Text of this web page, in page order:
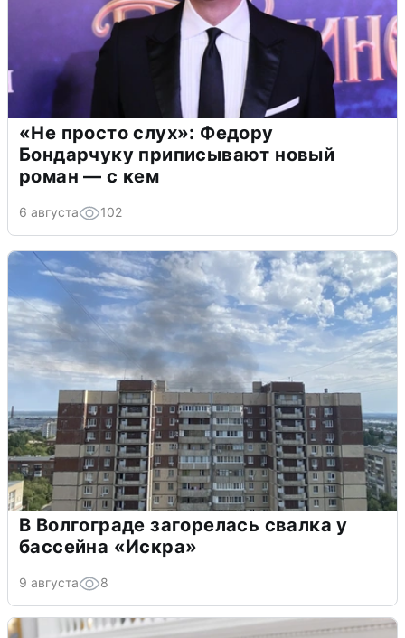
«Не просто слух»: Федору
Бондарчуку приписывают новый
роман — с кем
6 августа 102
В Волгограде загорелась свалка у
бассейна «Искра»
9 августа 8